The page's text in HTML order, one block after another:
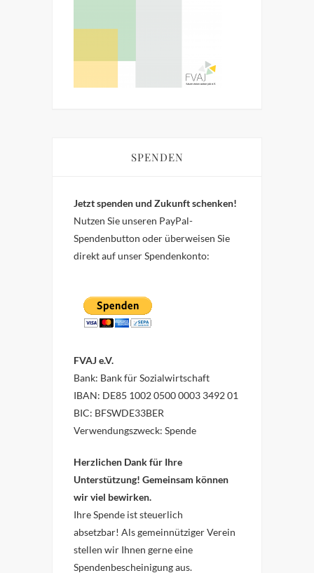
SPENDEN
Jetzt spenden und Zukunft schenken!
Nutzen Sie unseren PayPal-
Spendenbutton oder überweisen Sie
direkt auf unser Spendenkonto:
FVAJ e.V.
Bank: Bank für Sozialwirtschaft
IBAN: DE85 1002 0500 0003 3492 01
BIC: BFSWDE33BER
Verwendungszweck: Spende
Herzlichen Dank für Ihre
Unterstützung! Gemeinsam können
wir viel bewirken.
Ihre Spende ist steuerlich
absetzbar! Als gemeinnütziger Verein
stellen wir Ihnen gerne eine
Spendenbescheinigung aus.